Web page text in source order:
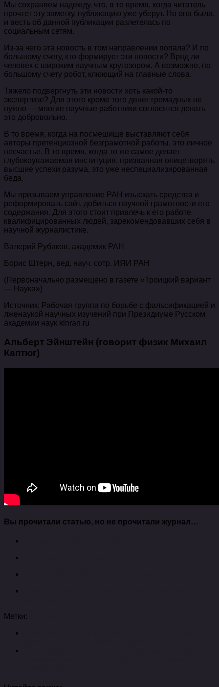
Мы сохраняем надежду, что, в то время, когда читатель
прочтет эту заметку, публикацию уже уберут. Но она была,
и весть об данной публикации разлетелась по
социальным сетям.
Из-за чего эта новость в том направлении попала? И по
большому счету, кто формирует эти новости? Вряд ли
человек с широким научным кругозором. А возможно, по
большому счету робот, клюющий на главные слова.
Тяжело подвергнуть эти новости хоть какой-то
экспертизе? Для этого кроме того денег громадных не
нужно — многие научные работники согласятся делать
это добровольно.
В то время, когда на посмешище выставляют себя
авторы претенциозной безграмотной работы, это личное
несчастье. В то время, когда то же самое делает
глубокоуважаемая институция, призванная олицетворять
высшие успехи разума, это уже неспециализированная
беда.
Мы призываем управление РАН изыскать средства и
реформировать сайт, добиться научной грамотности его
содержания. Для этого стоит привлечь к его работе
квалифицированных людей, зарекомендовавших себя в
научной журналистике.
Валерий Рубаков, академик РАН
Борис Штерн, вед. науч. сотр. ИЯИ РАН
(Первоначально размещено в газете «Троицкий вариант
— Наука»)
Источник: Рабочая группа по борьбе с фальсификацией и
лженаукой научных изучений при Президиуме Русском
академии наук klnran.ru
Альберт Эйнштейн (говорит физик Михаил
Каптюг)
Вы прочитали статью, но не прочитали журнал…
Метки: